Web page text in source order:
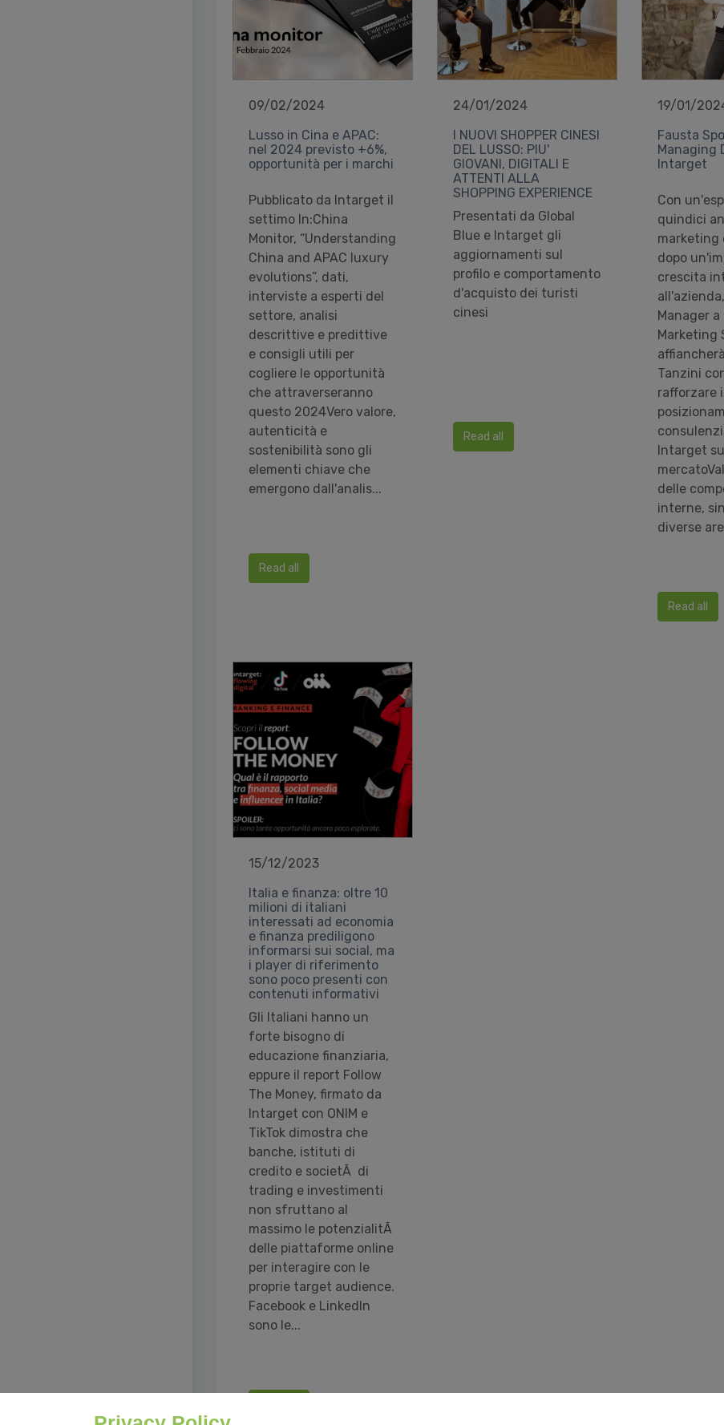
09/02/2024
Lusso in Cina e APAC:
nel 2024 previsto +6%,
opportunità per i marchi
Pubblicato da Intarget il
settimo In:China
Monitor, “Understanding
China and APAC luxury
evolutions”, dati,
interviste a esperti del
settore, analisi
descrittive e predittive
e consigli utili per
cogliere le opportunità
che attraverseranno
questo 2024Vero valore,
autenticità e
sostenibilità sono gli
elementi chiave che
emergono dall'analis...
Read all
24/01/2024
I NUOVI SHOPPER CINESI
DEL LUSSO: PIU'
GIOVANI, DIGITALI E
ATTENTI ALLA
SHOPPING EXPERIENCE
Presentati da Global
Blue e Intarget gli
aggiornamenti sul
profilo e comportamento
d'acquisto dei turisti
cinesi
Read all
19/01/
Fausta
Managing
Intarget
Con
quindici
marketing
dopo
crescita
Manager
Marketing
Tanzini
rafforzare
Intarget
delle
interne,
diverse
Read all
15/12/2023
Italia e finanza: oltre 10
milioni di italiani
interessati ad economia
e finanza prediligono
informarsi sui social, ma
i player di riferimento
sono poco presenti con
contenuti informativi
Gli Italiani hanno un
forte bisogno di
educazione finanziaria,
eppure il report Follow
The Money, firmato da
Intarget con ONIM e
TikTok dimostra che
banche, istituti di
credito e societÃ di
trading e investimenti
non sfruttano al
massimo le potenzialitÃ
delle piattaforme online
per interagire con le
proprie target audience.
Facebook e LinkedIn
sono le...